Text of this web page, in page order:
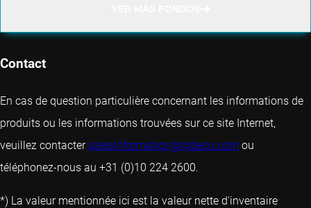
Contact
En cas de question particulière concernant les informations de
produits ou les informations trouvées sur ce site Internet,
veuillez contacter salesInformation@robeco.com ou
téléphonez-nous au +31 (0)10 224 2600.
*) La valeur mentionnée ici est la valeur nette d'inventaire